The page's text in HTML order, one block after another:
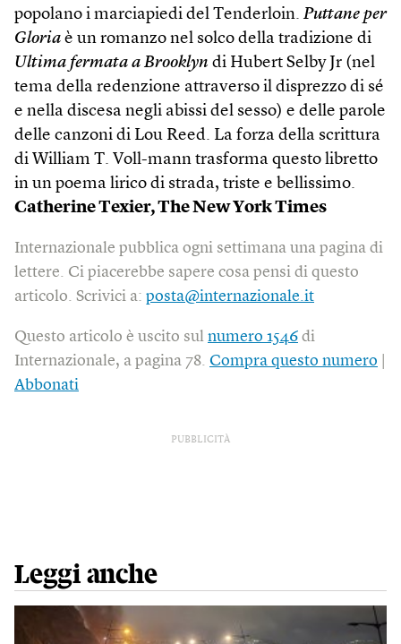
popolano i marciapiedi del Tenderloin. Puttane per
Gloria è un romanzo nel solco della tradizione di
Ultima fermata a Brooklyn di Hubert Selby Jr (nel
tema della redenzione attraverso il disprezzo di sé
e nella discesa negli abissi del sesso) e delle parole
delle canzoni di Lou Reed. La forza della scrittura
di William T. Voll-mann trasforma questo libretto
in un poema lirico di strada, triste e bellissimo.
Catherine Texier, The New York Times
Internazionale pubblica ogni settimana una pagina di
lettere. Ci piacerebbe sapere cosa pensi di questo
articolo. Scrivici a: posta@internazionale.it
Questo articolo è uscito sul numero 1546 di
Internazionale, a pagina 78. Compra questo numero
Abbonati
PUBBLICITÀ
Leggi anche